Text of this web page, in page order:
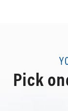
Pick